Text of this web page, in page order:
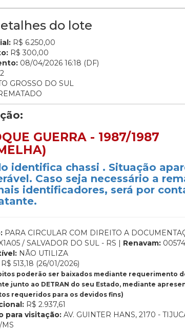
do lote
R$ 6.250,00
R$ 300,00
08/04/2026 16:18 (DF)
GROSSO DO SUL
GUERRA - 1987/1987
identifica chassi . Situação
Caso seja necessário a
identificadores, será por
PARA CIRCULAR COM DIREITO A
/ SALVADOR DO SUL - RS | Renavam:
NÃO UTILIZA
R$ 513,18 (26/01/2026)
poderão ser baixados mediante requerimento
junto ao DETRAN do seu Estado, mediante
requeridos para os devidos fins)
R$ 2.937,61
para visitação: AV. GUINTER HANS, 2170 -
MS